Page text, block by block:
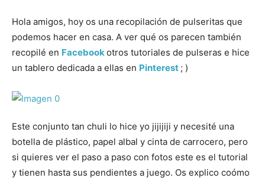
Hola amigos, hoy os una recopilación de pulseritas que
podemos hacer en casa. A ver qué os parecen también
recopilé en Facebook otros tutoriales de pulseras e hice
un tablero dedicada a ellas en Pinterest ; )
Este conjunto tan chuli lo hice yo jijijiji y necesité una
botella de plástico, papel albal y cinta de carrocero, pero
si quieres ver el paso a paso con fotos este es el tutorial
y tienen hasta sus pendientes a juego. Os explico coómo